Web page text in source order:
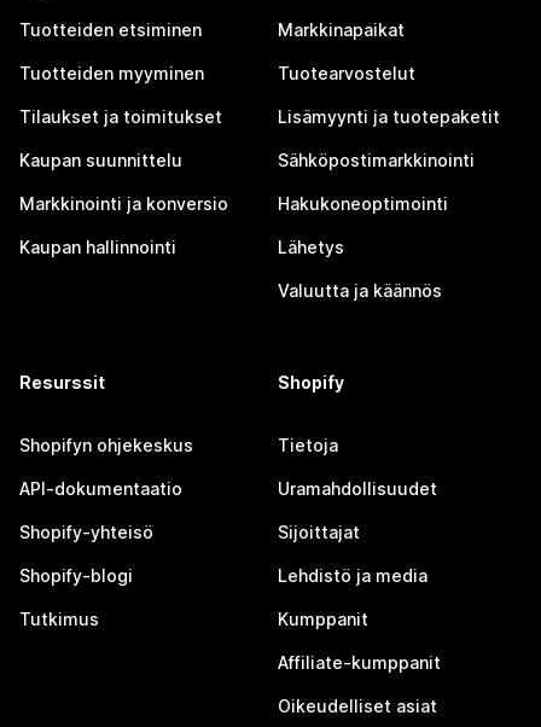
Tuotteiden etsiminen
Tuotteiden myyminen
Tilaukset ja toimitukset
Kaupan suunnittelu
Markkinointi ja konversio
Kaupan hallinnointi
Markkinapaikat
Tuotearvostelut
Lisämyynti ja tuotepaketit
Sähköpostimarkkinointi
Hakukoneoptimointi
Lähetys
Valuutta ja käännös
Resurssit
Shopifyn ohjekeskus
API-dokumentaatio
Shopify-yhteisö
Shopify-blogi
Tutkimus
Shopify
Tietoja
Uramahdollisuudet
Sijoittajat
Lehdistö ja media
Kumppanit
Affiliate-kumppanit
Oikeudelliset asiat